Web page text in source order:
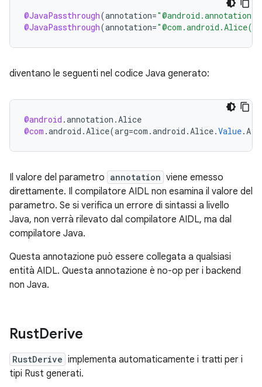
@JavaPassthrough(annotation=
@JavaPassthrough(annotation=
diventano le seguenti nel codice Java generato:
@android .annotation .Alice
@com .android .Alice(arg=com .android .Alice.Value.A
Il valore del parametro annotation viene emesso
direttamente. Il compilatore AIDL non esamina il valore del
parametro. Se si verifica un errore di sintassi a livello
Java, non verrà rilevato dal compilatore AIDL, ma dal
compilatore Java.
Questa annotazione può essere collegata a qualsiasi
entità AIDL. Questa annotazione è no-op per i backend
non Java.
RustDerive
RustDerive implementa automaticamente i tratti per i
tipi Rust generati.